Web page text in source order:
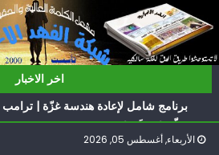
to
content
اخر الاخبار
ناشطة أمريكية يهودية تدعو الدول
أيّ تحدّيات يواجهها حزب الله؟
برنامج شامل لإعادة هندسة غزّة | ترامب
سلّموا تسلَموا
الغرب يدفن اتفاقاً وُلد ميتاً | إيران تحت
الأربعاء, أغسطس 05, 2026